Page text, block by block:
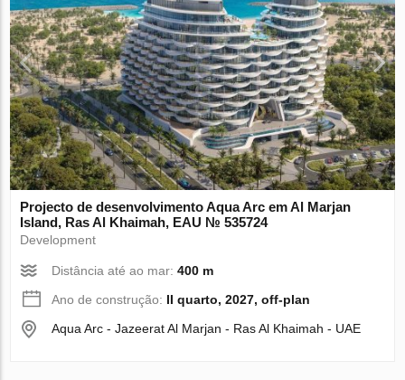
Projecto de desenvolvimento Aqua Arc em Al Marjan
Island, Ras Al Khaimah, EAU № 535724
Development
Distância até ao mar:400 m
Ano de construção: II quarto, 2027, off-plan
Aqua Arc - Jazeerat Al Marjan - Ras Al Khaimah - UAE